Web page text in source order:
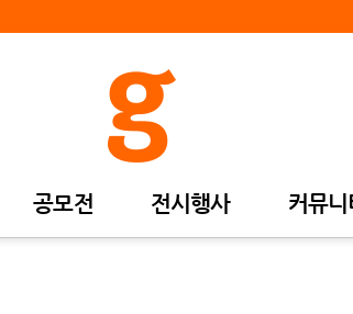
공모전 전시행사 커뮤니